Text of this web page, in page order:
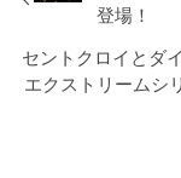
登場！
セントクロイとダ
エクストリームシ